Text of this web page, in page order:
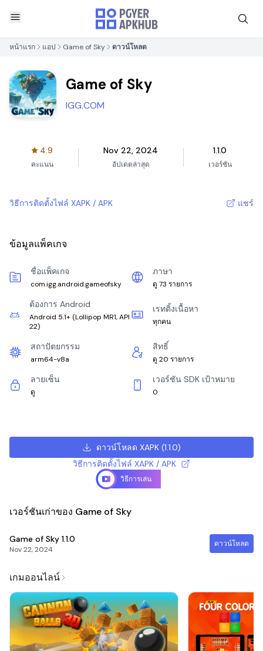
หน้าแรก แอป Game of Sky ดาวน์โหลด
Game of Sky
IGG.COM
4.9
คะแนน
Nov 22, 2024
อัปเดตล่าสุด
1.1.0
เวอร์ชัน
วิธีการติดตั้งไฟล์ XAPK / APK แชร์
ข้อมูลแพ็คเกจ
ชื่อแพ็คเกจ
com.igg.android.gameofsky
ภาษา
ดู 73 รายการ
ต้องการ Android
Android 5.1+ (Lollipop MR1, API
22)
เรทติ้งเนื้อหา
ทุกคน
สถาปัตยกรรม
arm64-v8a
สิทธิ์
ดู 20 รายการ
ลายเซ็น
ดู
เวอร์ชัน SDK เป้าหมาย
0
ดาวน์โหลด XAPK(1.1.0)
วิธีการติดตั้งไฟล์ XAPK / APK
วิธีการเล่น
เวอร์ชันเก่าของ Game of Sky
Game of Sky 1.1.0
Nov 22, 2024
ดาวน์โหลด
เกมออนไลน์